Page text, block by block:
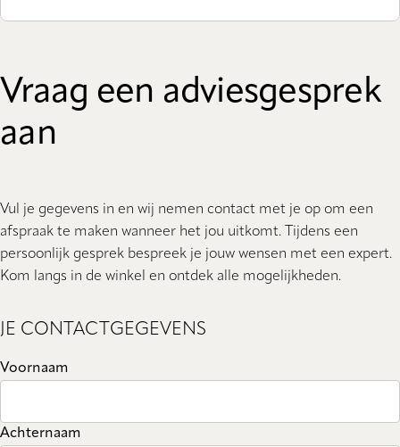
Vraag een adviesgesprek
aan
Vul je gegevens in en wij nemen contact met je op om een
afspraak te maken wanneer het jou uitkomt. Tijdens een
persoonlijk gesprek bespreek je jouw wensen met een expert.
Kom langs in de winkel en ontdek alle mogelijkheden.
JE CONTACTGEGEVENS
Voornaam
Achternaam